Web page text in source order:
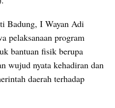
Badung, I Wayan Adi
pelaksanaan program
bantuan fisik berupa
wujud nyata kehadiran dan
daerah terhadap